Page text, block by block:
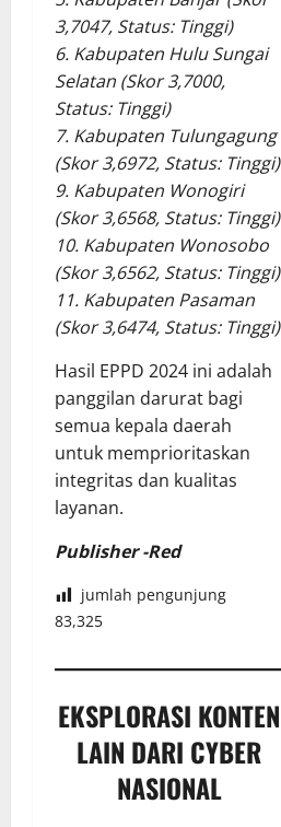
3,7047, Status: Tinggi)
6. Kabupaten Hulu Sungai
Selatan (Skor 3,7000,
Status: Tinggi)
7. Kabupaten Tulungagung
(Skor 3,6972, Status: Tinggi)
9. Kabupaten Wonogiri
(Skor 3,6568, Status: Tinggi)
10. Kabupaten Wonosobo
(Skor 3,6562, Status: Tinggi)
11. Kabupaten Pasaman
(Skor 3,6474, Status: Tinggi)
Hasil EPPD 2024 ini adalah
panggilan darurat bagi
semua kepala daerah
untuk memprioritaskan
integritas dan kualitas
layanan.
Publisher -Red
jumlah pengunjung
83,325
EKSPLORASI KONTEN
LAIN DARI CYBER
NASIONAL